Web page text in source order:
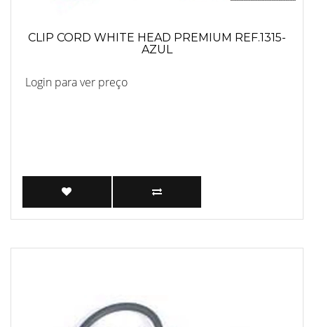
CLIP CORD WHITE HEAD PREMIUM REF.1315-
AZUL
Login para ver preço